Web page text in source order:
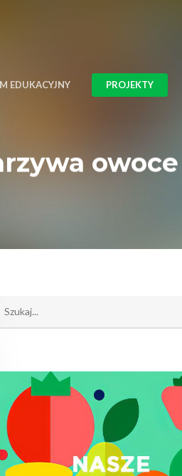
EDUKACYJNY PROJEKTY
owoce